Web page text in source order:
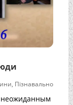
, Пізнавально
неожиданным